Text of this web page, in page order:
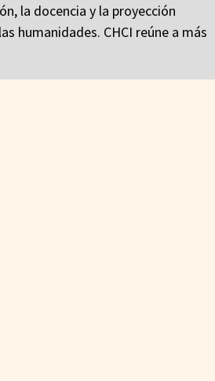
la docencia y la proyección
humanidades. CHCI reúne a más